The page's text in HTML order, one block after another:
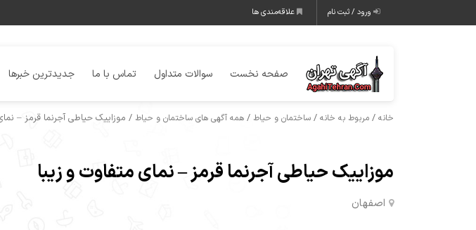
ورود / ثبت نام علاقه‌مندی ها
صفحه نخست سوالات متداول تماس با ما جدیدترین خبرها
خانه / مربوط به خانه / ساختمان و حیاط / همه آگهی های ساختمان و حیاط / موزاییک حیاطی آجرنما قرمز –
موزاییک حیاطی آجرنما قرمز – نمای متفاوت و زیبا
اصفهان